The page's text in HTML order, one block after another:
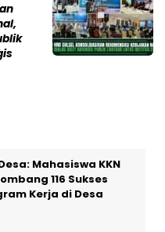
Mahasiswa KKN
116 Sukses
Kerja di Desa